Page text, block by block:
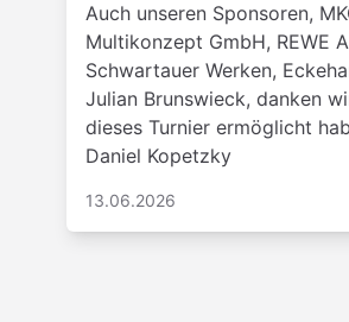
Auch unseren Sponsoren,
Multikonzept GmbH, REWE
Schwartauer Werken,
Julian Brunswieck, danken
dieses Turnier ermöglicht
Daniel Kopetzky
13.06.2026